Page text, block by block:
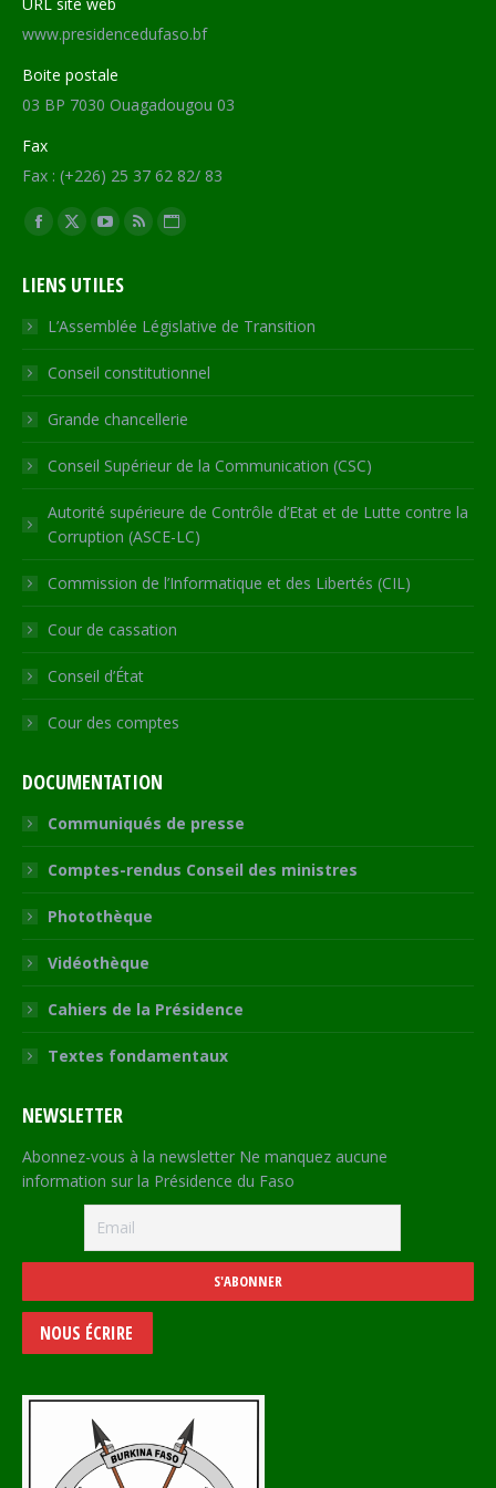
www.presidencedufaso.bf
Boite postale
03 BP 7030 Ouagadougou 03
Fax
Fax : (+226) 25 37 62 82/ 83
Trouvez nous sur :
Facebook
opens
in
new
window
X
opens
in
new
window
YouTube
opens
in
new
window
RSS
in
new
window
Site
opens
in
new
LIENS UTILES
L’Assemblée Législative de Transition
Conseil constitutionnel
Grande chancellerie
Conseil Supérieur de la Communication (CSC)
Autorité supérieure de Contrôle d’Etat et de Lutte contre la
Corruption (ASCE-LC)
Commission de l’Informatique et des Libertés (CIL)
Cour de cassation
Conseil d’État
Cour des comptes
DOCUMENTATION
Communiqués de presse
Comptes-rendus Conseil des ministres
Photothèque
Vidéothèque
Cahiers de la Présidence
Textes fondamentaux
NEWSLETTER
Abonnez-vous à la newsletter Ne manquez aucune
information sur la Présidence du Faso
NOUS ÉCRIRE